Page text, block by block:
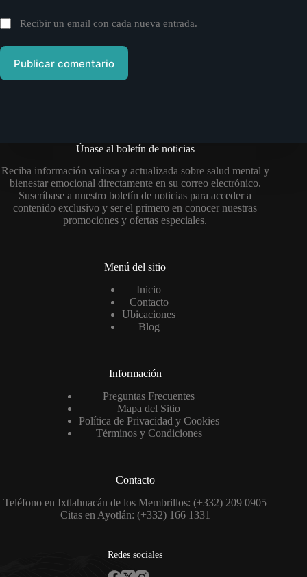
Recibir un email con cada nueva entrada.
Publicar comentario
Únase al boletín de noticias
Reciba información valiosa y actualizada sobre salud mental y
bienestar emocional directamente en su correo electrónico.
Suscríbase a nuestro boletín de noticias para acceder a
contenido exclusivo y ser el primero en conocer nuestras
promociones y ofertas especiales.
Menú del sitio
Inicio
Contacto
Ubicaciones
Blog
Información
Preguntas Frecuentes
Mapa del Sitio
Política de Privacidad y Cookies
Términos y Condiciones
Contacto
Teléfono en Ixtlahuacán de los Membrillos: (+332) 209 0905
Citas en Ayotlán: (+332) 166 1331
Redes sociales